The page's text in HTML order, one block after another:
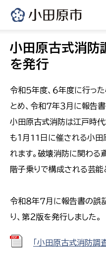
小田原古式消防
を発行
令和５年度、６年度に行っ
とめ、令和７年３月に報告
小田原古式消防は江戸時代
も１月11日に催される小
れます。破壊消防に関わる
階子乗りで構成される芸能
令和８年７月に報告書の誤
り、第２版を発行しました。
「小田原古式消防調